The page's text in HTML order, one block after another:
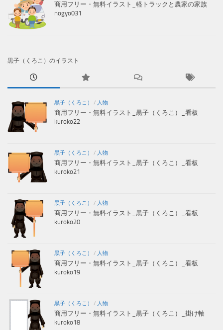
商用フリー・無料イラスト_軽トラックと農家の家族
nogyo031
黒子（くろこ）のイラスト
黒子（くろこ） / 人物
商用フリー・無料イラスト_黒子（くろこ）_看板
kuroko22
黒子（くろこ） / 人物
商用フリー・無料イラスト_黒子（くろこ）_看板
kuroko21
黒子（くろこ） / 人物
商用フリー・無料イラスト_黒子（くろこ）_看板
kuroko20
黒子（くろこ） / 人物
商用フリー・無料イラスト_黒子（くろこ）_看板
kuroko19
黒子（くろこ） / 人物
商用フリー・無料イラスト_黒子（くろこ）_掛け軸
kuroko18